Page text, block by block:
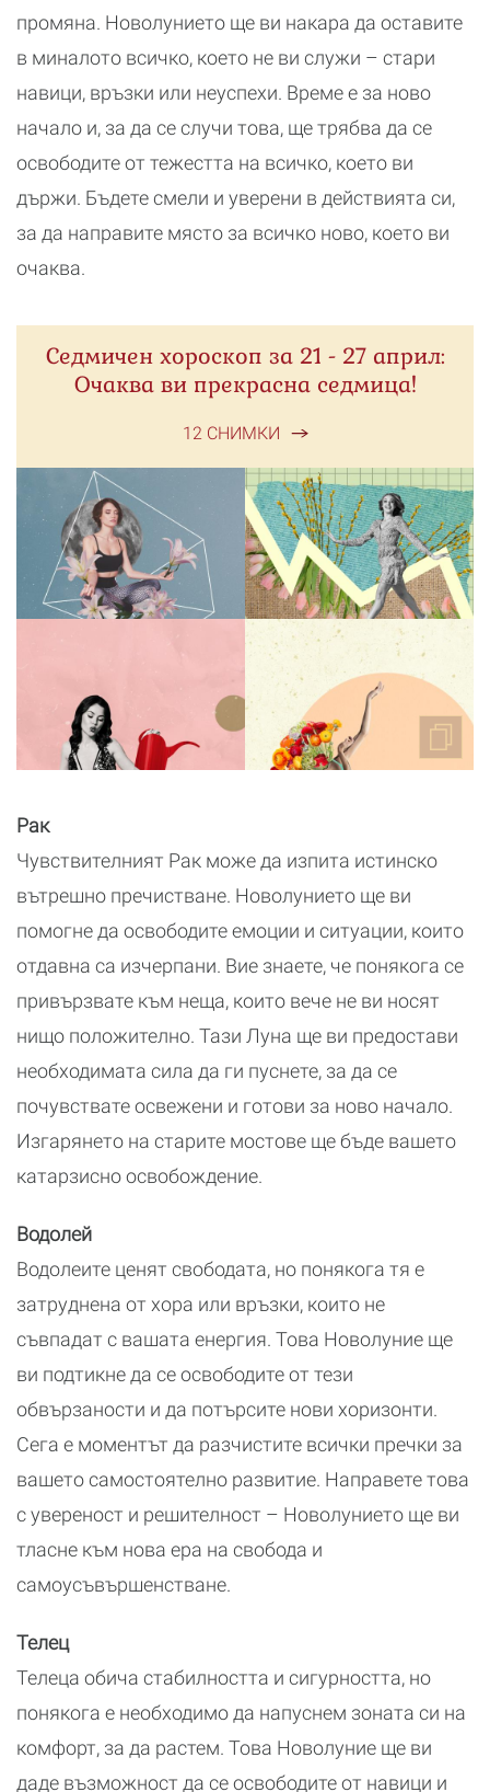
промяна. Новолунието ще ви накара да оставите
в миналото всичко, което не ви служи – стари
навици, връзки или неуспехи. Време е за ново
начало и, за да се случи това, ще трябва да се
освободите от тежестта на всичко, което ви
държи. Бъдете смели и уверени в действията си,
за да направите място за всичко ново, което ви
очаква.
Седмичен хороскоп за 21 - 27 април:
Очаква ви прекрасна седмица!
12 СНИМКИ
Рак
Чувствителният Рак може да изпита истинско
вътрешно пречистване. Новолунието ще ви
помогне да освободите емоции и ситуации, които
отдавна са изчерпани. Вие знаете, че понякога се
привързвате към неща, които вече не ви носят
нищо положително. Тази Луна ще ви предостави
необходимата сила да ги пуснете, за да се
почувствате освежени и готови за ново начало.
Изгарянето на старите мостове ще бъде вашето
катарзисно освобождение.
Водолей
Водолеите ценят свободата, но понякога тя е
затруднена от хора или връзки, които не
съвпадат с вашата енергия. Това Новолуние ще
ви подтикне да се освободите от тези
обвързаности и да потърсите нови хоризонти.
Сега е моментът да разчистите всички пречки за
вашето самостоятелно развитие. Направете това
с увереност и решителност – Новолунието ще ви
тласне към нова ера на свобода и
самоусъвършенстване.
Телец
Телеца обича стабилността и сигурността, но
понякога е необходимо да напуснем зоната си на
комфорт, за да растем. Това Новолуние ще ви
даде възможност да се освободите от навици и